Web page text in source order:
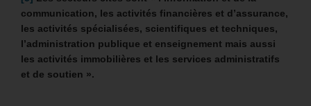
communication, les activités financières et d’assurance,
les activités spécialisées, scientifiques et techniques,
l’administration publique et enseignement mais aussi
les activités immobilières et les services administratifs
et de soutien ».